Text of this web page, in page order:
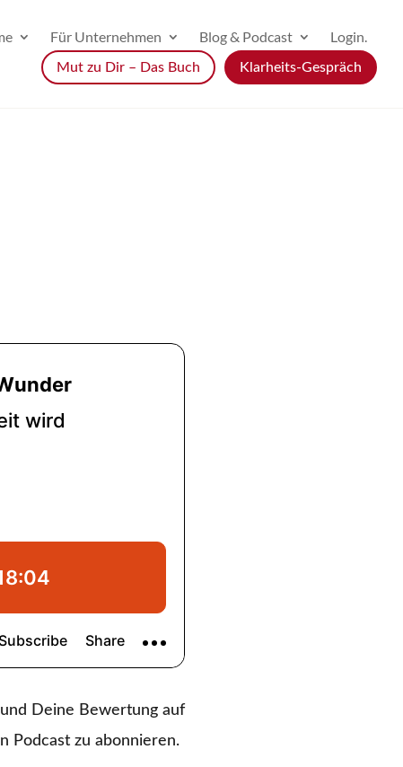
Für Unternehmen Blog & Podcast Login.
Mut zu Dir – Das Buch Klarheits-Gespräch
Deine Bewertung auf
Podcast zu abonnieren.